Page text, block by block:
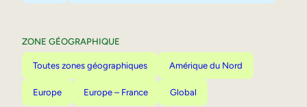
ZONE GÉOGRAPHIQUE
Toutes zones géographiques Amérique du Nord
Europe Europe – France Global